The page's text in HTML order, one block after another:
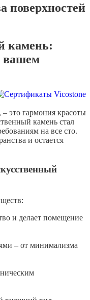
поверхностей
камень:
вашем
это гармония красоты
камень стал
на все сто.
и остается
и делает помещение
– от минимализма